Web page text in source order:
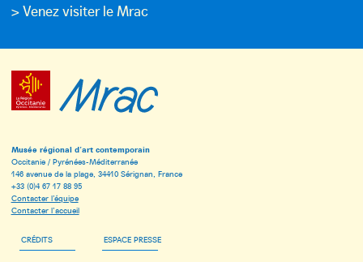
> Venez visiter le Mrac
Musée régional d’art contemporain
Occitanie / Pyrénées-Méditerranée
146 avenue de la plage, 34410 Sérignan, France
+33 (0)4 67 17 88 95
Contacter l’équipe
Contacter l’accueil
CRÉDITS ESPACE PRESSE